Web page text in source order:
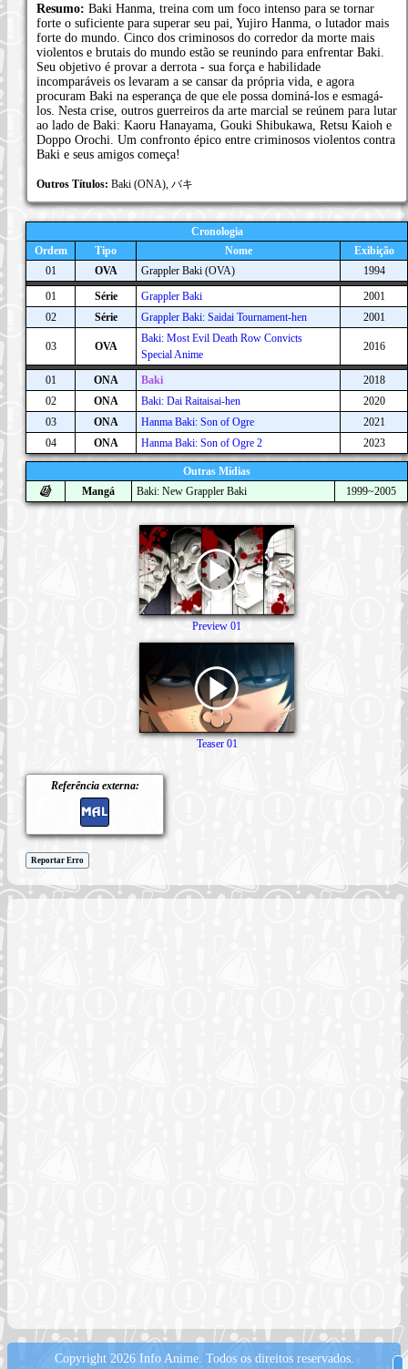
Resumo: Baki Hanma, treina com um foco intenso para se tornar
forte o suficiente para superar seu pai, Yujiro Hanma, o lutador mais
forte do mundo. Cinco dos criminosos do corredor da morte mais
violentos e brutais do mundo estão se reunindo para enfrentar Baki.
Seu objetivo é provar a derrota - sua força e habilidade
incomparáveis os levaram a se cansar da própria vida, e agora
procuram Baki na esperança de que ele possa dominá-los e esmagá-
los. Nesta crise, outros guerreiros da arte marcial se reúnem para lutar
ao lado de Baki: Kaoru Hanayama, Gouki Shibukawa, Retsu Kaioh e
Doppo Orochi. Um confronto épico entre criminosos violentos contra
Baki e seus amigos começa!
Outros Títulos: Baki (ONA), バキ
Cronologia
Ordem
Tipo Nome
Exibição
01
OVA Grappler Baki (OVA)
1994
01
Série Grappler Baki
2001
02
Série Grappler Baki: Saidai Tournament-hen 2001
03 OVA
Baki: Most Evil Death Row Convicts
Special Anime
2016
01 ONA Baki
2018
02
ONA Baki: Dai Raitaisai-hen
2020
03
ONA Hanma Baki: Son of Ogre
2021
04
ONA Hanma Baki: Son of Ogre 2 2023
Outras Mídias
Mangá
Baki: New Grappler Baki 1999~2005
Referência externa:
Preview 01
Teaser 01
Reportar Erro
Copyright 2026 Info Anime. Todos os direitos reservados.